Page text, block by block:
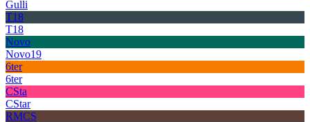
Gulli
T18
T18
Novo
Novo19
6ter
6ter
CSta
CStar
RMCS